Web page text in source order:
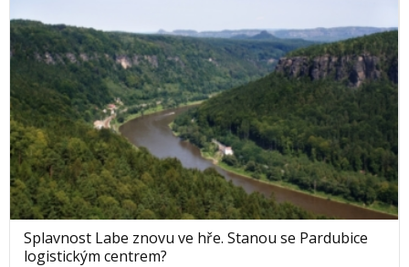
Splavnost Labe znovu ve hře. Stanou se Pardubice
logistickým centrem?